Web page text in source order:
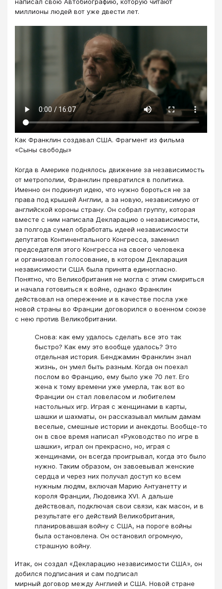
миллионы людей вот уже двести лет.
Как Франклин создавал США. Фрагмент из фильма
«Сыны свободы»
Когда в Америке поднялось движение за независимость
от метрополии, Франклин превратился в политика.
Именно он подкинул идею, что нужно бороться не за
права под крышей Англии, а за новую, независимую от
английской короны страну. Он собрал группу, которая
вместе с ним написала Декларацию о независимости,
за полгода сумел обработать идеей независимости
депутатов Континентального Конгресса, заменил
председателя этого Конгресса на своего человека
и организовал голосование, в котором Декларация
независимости США была принята единогласно.
Понятно, что Великобритания не могла с этим смириться
и начала готовиться к войне, однако Франклин
действовал на опережение и в качестве посла уже
новой страны во Франции договорился о военном союзе
с нею против Великобритании.
Снова: как ему удалось сделать все это так
быстро? Как ему это вообще удалось? Это
отдельная история. Бенджамин Франклин знал
жизнь, он умел быть разным. Когда он поехал
послом во Францию, ему было уже 70 лет. Его
жена к тому времени уже умерла, так вот во
Франции он стал ловеласом и любителем
настольных игр. Играя с женщинами в карты,
шашки и шахматы, он рассказывал милым дамам
веселые, смешные истории и анекдоты. Вообще-то
он в свое время написал «Руководство по игре в
шашки», играл он прекрасно, но, играя с
женщинами, он всегда проигрывал, когда это было
нужно. Таким образом, он завоевывал женские
сердца и через них получал доступ ко всем
нужным людям, включая Марию Антуанетту и
короля Франции, Людовика XVI. А дальше
действовал, подключая свои связи, как масон, и в
результате его действий Великобритания,
планировавшая войну с США, на пороге войны
была остановлена. Он остановил огромную,
страшную войну.
Итак, он создал «Декларацию независимости США», он
добился подписания и сам подписал
мирный договор между Англией и США. Новой стране